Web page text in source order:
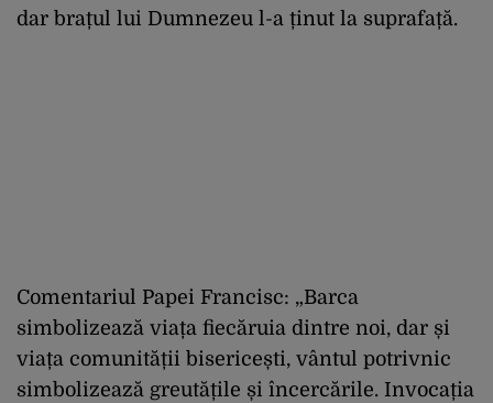
dar brațul lui Dumnezeu l-a ținut la suprafață.
Comentariul Papei Francisc: „Barca
simbolizează viața fiecăruia dintre noi, dar și
viața comunității bisericești, vântul potrivnic
simbolizează greutățile și încercările. Invocația